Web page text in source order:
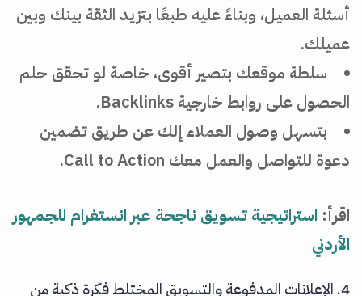
أسئلة العميل، وبناءً عليه طبعًا بتزيد الثقة بينك وبين
عميلك.
سلطة موقعك بتصير أقوى، خاصة لو تحقق حلم
الحصول على روابط خارجية Backlinks.
بتسهل وصول العملاء إلك عن طريق تضمين
دعوة للتواصل والعمل معك Call to Action.
اقرأ: استراتيجية تسويق ناجحة عبر انستغرام للجمهور
الأردني
4. الإعلانات المدفوعة والتسويق المختلط فكرة ذكية من